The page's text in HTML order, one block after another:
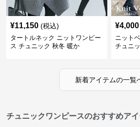
¥11,150 (税込)
タートルネック ニットワンピー
ス チュニック 秋冬 暖か
¥4,000
ニット
チュニ
新着アイテムの一覧
チュニックワンピースのおすすめア